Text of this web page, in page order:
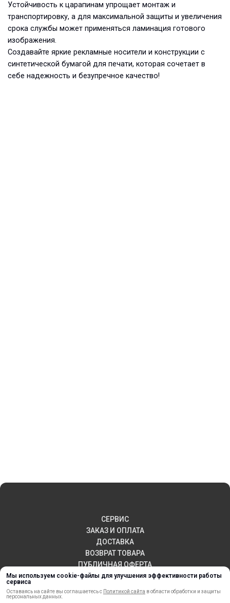
Мы используем cookie-файлы для улучшения эффективности работы
сервиса
Оставаясь на сайте вы соглашаетесь с Политикой сайта в области обработки и защиты
персональных данных.
Устойчивость к царапинам упрощает монтаж и
транспортировку, а для максимальной защиты и увеличения
срока службы может применяться ламинация готового
изображения.
Создавайте яркие рекламные носители и конструкции с
синтетической бумагой для печати, которая сочетает в
себе надежность и безупречное качество!
СЕРВИС
ЗАКАЗ И ОПЛАТА
ДОСТАВКА
ВОЗВРАТ ТОВАРА
ПУБЛИЧНАЯ ОФЕРТА
КОНТАКТЫ